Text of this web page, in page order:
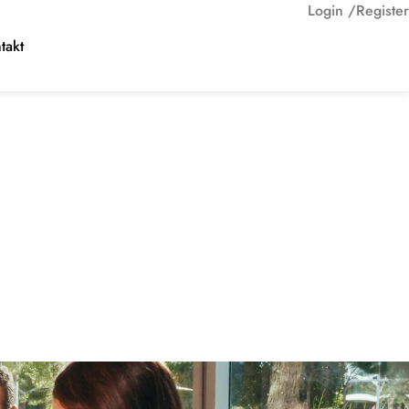
Login /Register